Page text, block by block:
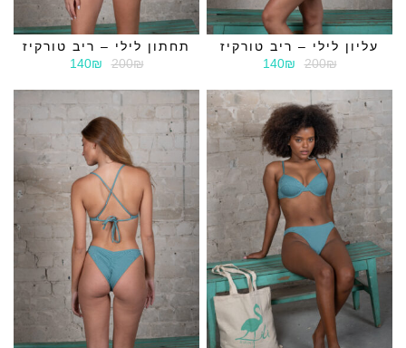
עליון לילי – ריב טורקיז
200₪
140₪
תחתון לילי – ריב טורקיז
200₪
140₪